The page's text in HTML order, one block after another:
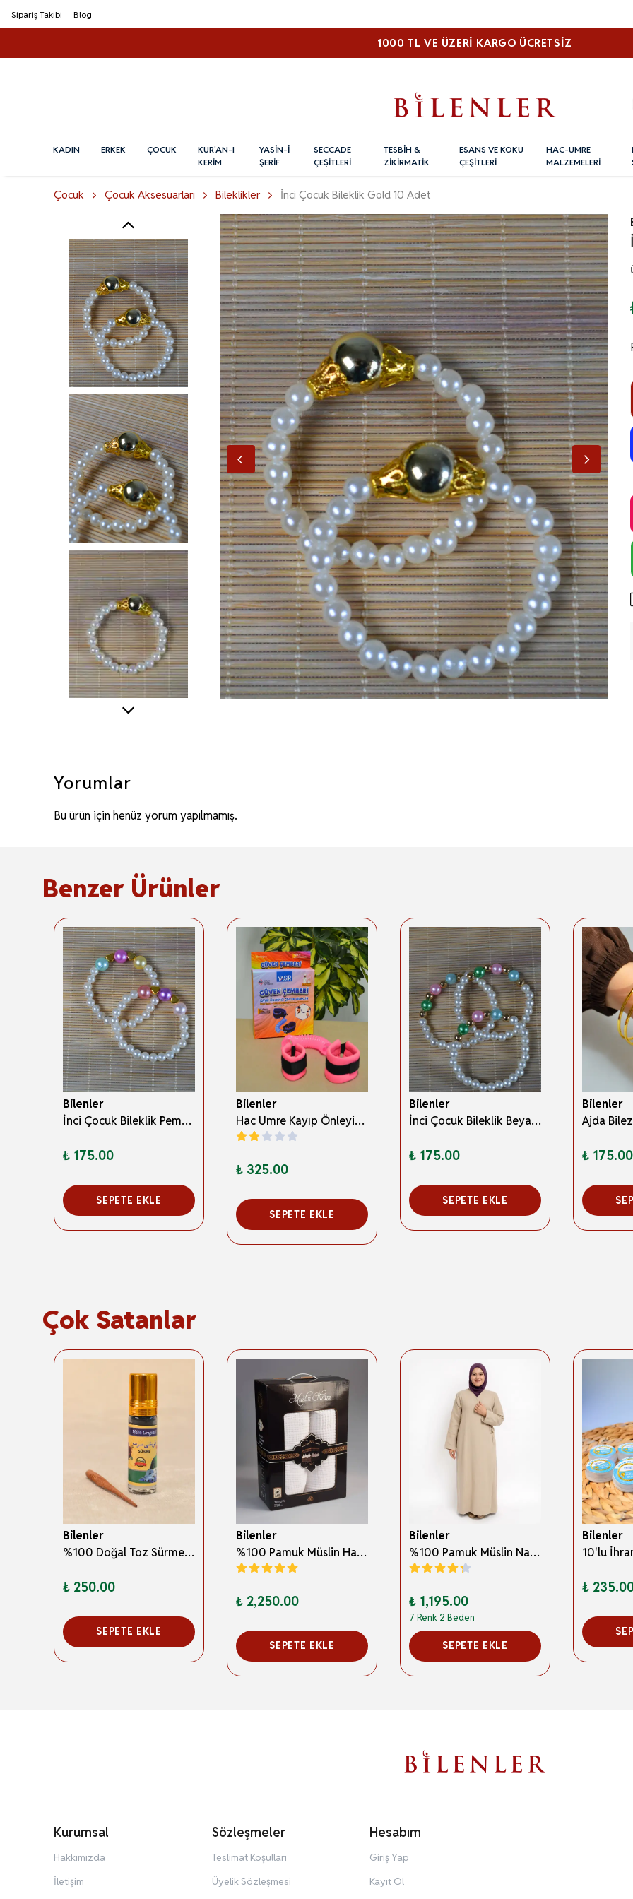
Sipariş Takibi Blog
1000 TL VE ÜZERI KARGO ÜCRETSİZ
KADIN ERKEK ÇOCUK
KUR'AN-I
KERİM
YASİN-İ
ŞERİF
SECCADE
ÇEŞİTLERİ
TESBİH &
ZİKİRMATİK
ESANS VE KOKU
ÇEŞİTLERİ
HAC-UMRE
MALZEMELERİ
Çocuk Çocuk Aksesuarları Bileklikler İnci Çocuk Bileklik Gold 10 Adet
Yorumlar
Bu ürün için henüz yorum yapılmamış.
Benzer Ürünler
Bilenler
İnci Çocuk Bileklik Pembe 10 Adet
₺ 175.00
SEPETE EKLE
Bilenler
Hac Umre Kayıp Önleyici Güven Çemberi Pembe - Çocuk Güvenlik Bilekliği
₺ 325.00
SEPETE EKLE
Bilenler
İnci Çocuk Bileklik Beyaz 10 Adet
₺ 175.00
SEPETE EKLE
Bilenler
₺ 175.00
Çok Satanlar
Bilenler
%100 Doğal Toz Sürme + Ahşap Sürme Çubuğu | Geleneksel ve Orijinal Göz Sürmesi
₺ 250.00
SEPETE EKLE
Bilenler
%100 Pamuk Müslin Hac İhramı – Hafif; Dikişsiz ve Antibakteriyel
₺ 2,250.00
SEPETE EKLE
Bilenler
%100 Pamuk Müslin Namaz Elbisesi Yandan Bağlamalı -Terletmeyen Rahat Kumaş, 36-48 Beden, İbadet Kıyafeti
₺ 1,195.00
7 Renk 2 Beden
SEPETE EKLE
Bilenler
₺
Kurumsal
Hakkımızda
İletişim
Sözleşmeler
Teslimat Koşulları
Üyelik Sözleşmesi
Hesabım
Giriş Yap
Kayıt Ol